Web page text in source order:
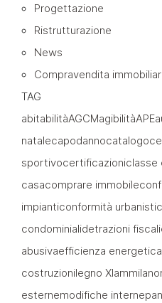
Progettazione
Ristrutturazione
News
Compravendita
TAG
abitabilitàAGCMagibilitàAPE
natalecapodannocatalogo
sportivocertificazioniclasse
casacomprare immobile
impianticonformità
condominialidetrazioni fiscali
abusivaefficienza energetica
costruzionilegno Xlammilano
esternemodifiche interne